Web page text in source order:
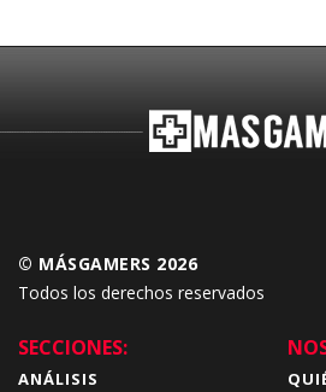
© MÁSGAMERS 2026
Todos los derechos reservados
SECCIONES:
ANÁLISIS